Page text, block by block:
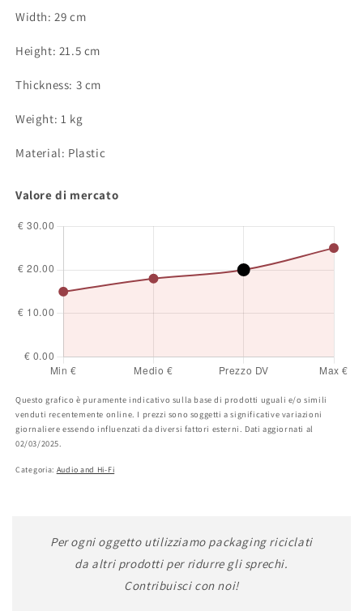
Width: 29 cm
Height: 21.5 cm
Thickness: 3 cm
Weight: 1 kg
Material: Plastic
Valore di mercato
Questo grafico è puramente indicativo sulla base di prodotti uguali e/o simili
venduti recentemente online. I prezzi sono soggetti a significative variazioni
giornaliere essendo influenzati da diversi fattori esterni. Dati aggiornati al
02/03/2025.
Categoria: Audio and Hi-Fi
Per ogni oggetto utilizziamo packaging riciclati
da altri prodotti per ridurre gli sprechi.
Contribuisci con noi!